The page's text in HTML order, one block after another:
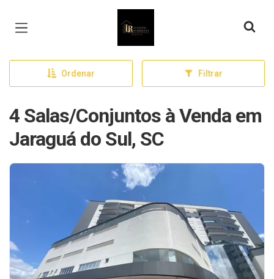
Página inicial
Ordenar Filtrar
4 Salas/Conjuntos à Venda em
Jaraguá do Sul, SC